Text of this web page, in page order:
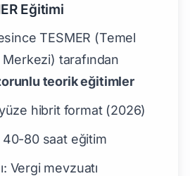
Eğitimi
TESMER (Temel
tarafından
teorik eğitimler
hibrit format (2026)
40-80 saat eğitim
Vergi mevzuatı